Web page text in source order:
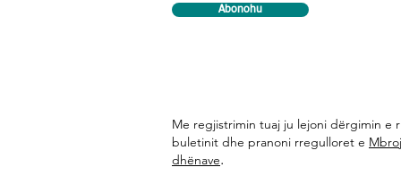
Abonohu
Me regjistrimin tuaj ju lejoni dërgimin e
buletinit dhe pranoni rregulloret e
dhënave.